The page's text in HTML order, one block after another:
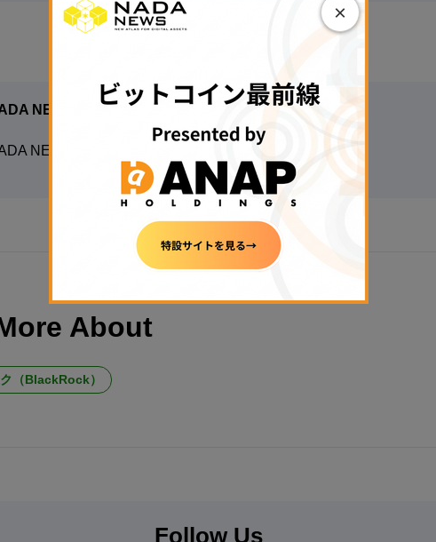
NEWS編集部
NEWS編集部
About
（BlackRock）
Follow Us
×